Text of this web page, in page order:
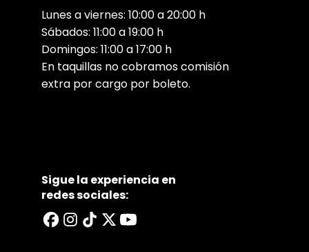
Lunes a viernes: 10:00 a 20:00 h
Sábados: 11:00 a 19:00 h
Domingos: 11:00 a 17:00 h
En taquillas no cobramos comisión
extra por cargo por boleto.
Sigue la experiencia en
redes sociales: